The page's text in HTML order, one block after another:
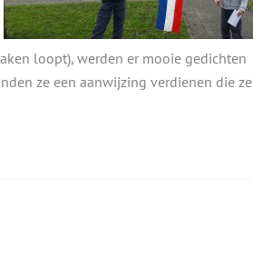
loopt), werden er mooie gedichten
ze een aanwijzing verdienen die ze